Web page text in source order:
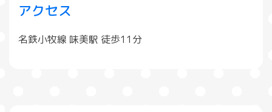
アクセス
名鉄小牧線 味美駅 徒歩11分